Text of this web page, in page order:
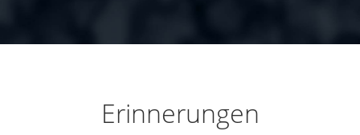
Erinnerungen